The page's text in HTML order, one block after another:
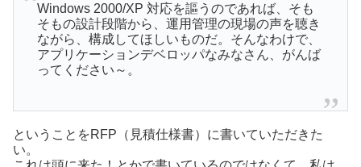
Windows 2000/XP 対応を謳うのであれば、そも
そもの設計段階から、運用管理の現場の声を聴き
ながら、構成してほしいものだ。そんなわけで、
アプリケーションデベロッパなみなさん、がんば
ってください～。
ということをRFP（見積仕様書）に書いていただきた
い。